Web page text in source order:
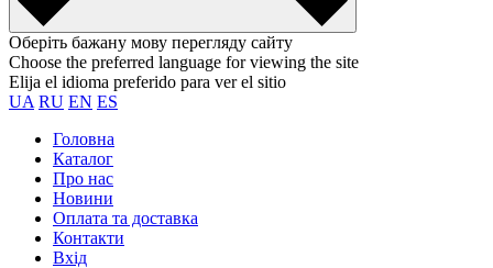
Оберіть бажану мову перегляду сайту
Choose the preferred language for viewing the site
Elija el idioma preferido para ver el sitio
UA RU EN ES
Головна
Каталог
Про нас
Новини
Оплата та доставка
Контакти
Вхiд